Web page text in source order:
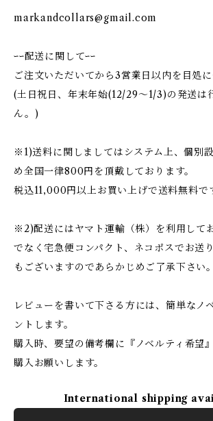
markandcollars@gmail.com
ｰｰ配送に関してｰｰ
ご注文いただいてから3営業日以内を目処に
(土日祝日、年末年始(12/29〜1/3)の発送は
ん。)
※1)送料に関しましてはシステム上、個別
め全国一律800円を頂戴しております。
税込11,000円以上お買い上げで送料無料で
※2)配送にはヤマト運輸（株）を利用して
でなく宅急便コンパクト、ネコポスでお送
もございますのであらかじめご了承下さい。
レビューを書いて下さる方には、簡単なノ
ントします。
購入時、要望の備考欄に『ノベルティ希望
購入お願いします。
International shipping